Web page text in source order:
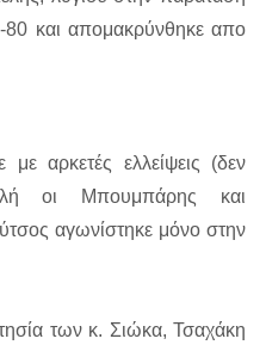
και απομακρύνθηκε απο
αρκετές ελλείψεις (δεν
οι Μπουμπάρης και
αγωνίστηκε μόνο στην
των κ. Σιώκα, Τσαχάκη